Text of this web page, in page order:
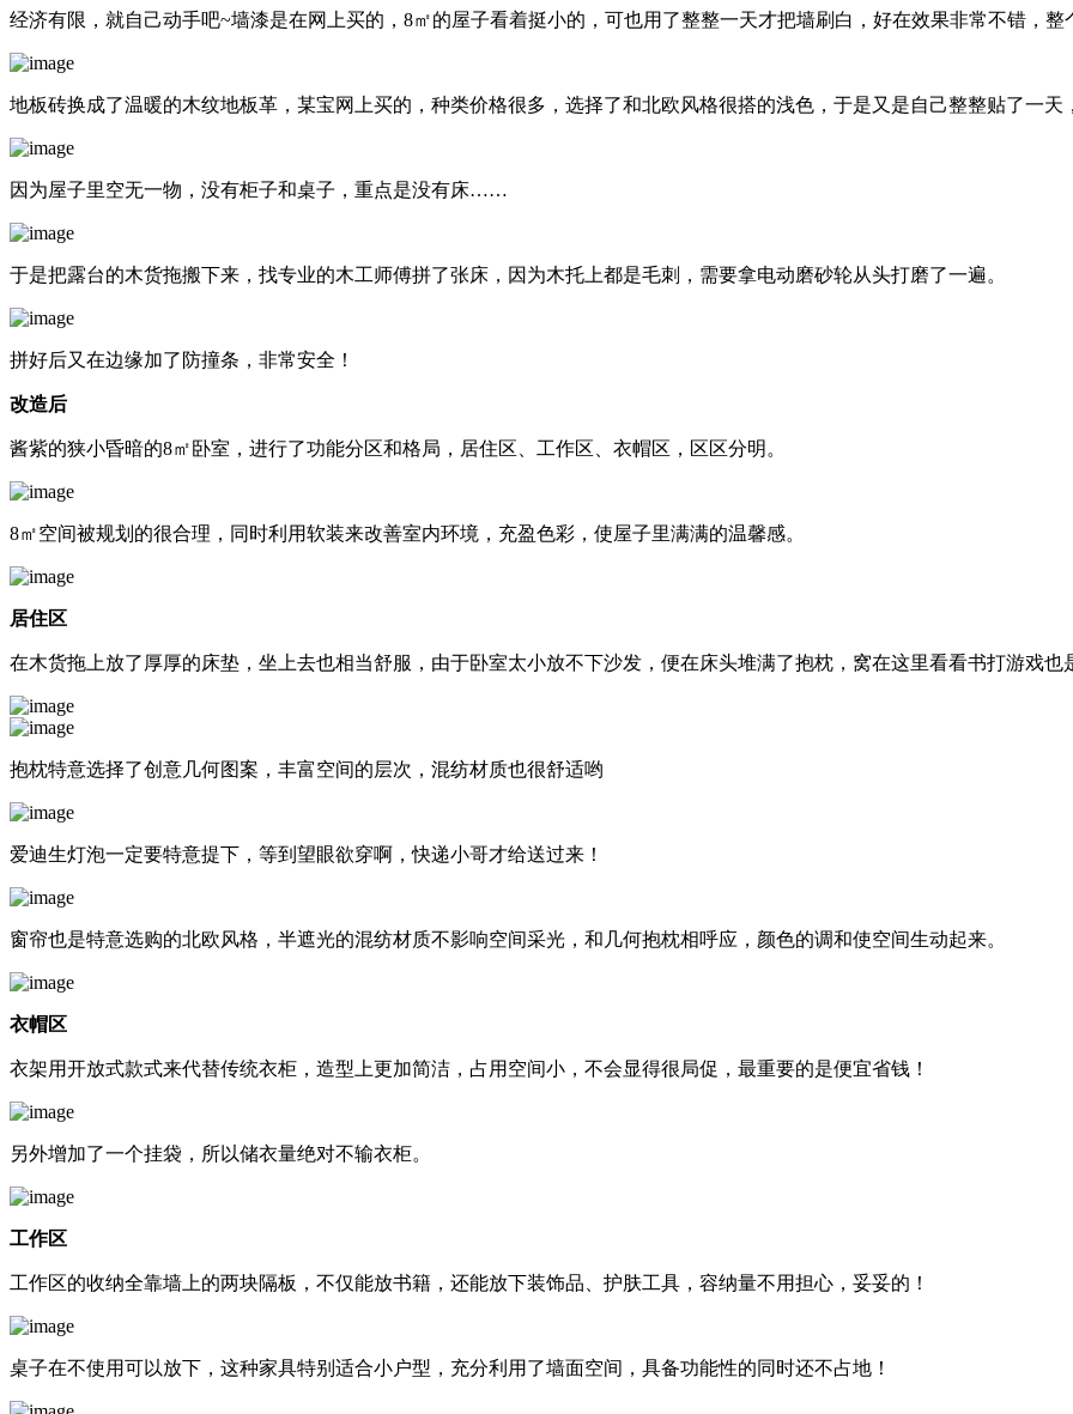
经济有限，就自己动手吧~墙漆是在网上买的，8㎡的屋子看着挺小的，可也用了整整一天才把墙刷白，好在效果非常不错，
地板砖换成了温暖的木纹地板革，某宝网上买的，种类价格很多，选择了和北欧风格很搭的浅色，于是又是自己整整贴了一
因为屋子里空无一物，没有柜子和桌子，重点是没有床……
于是把露台的木货拖搬下来，找专业的木工师傅拼了张床，因为木托上都是毛刺，需要拿电动磨砂轮从头打磨了一遍。
拼好后又在边缘加了防撞条，非常安全！
改造后
酱紫的狭小昏暗的8㎡卧室，进行了功能分区和格局，居住区、工作区、衣帽区，区区分明。
8㎡空间被规划的很合理，同时利用软装来改善室内环境，充盈色彩，使屋子里满满的温馨感。
居住区
在木货拖上放了厚厚的床垫，坐上去也相当舒服，由于卧室太小放不下沙发，便在床头堆满了抱枕，窝在这里看看书打游戏也
抱枕特意选择了创意几何图案，丰富空间的层次，混纺材质也很舒适哟
爱迪生灯泡一定要特意提下，等到望眼欲穿啊，快递小哥才给送过来！
窗帘也是特意选购的北欧风格，半遮光的混纺材质不影响空间采光，和几何抱枕相呼应，颜色的调和使空间生动起来。
衣帽区
衣架用开放式款式来代替传统衣柜，造型上更加简洁，占用空间小，不会显得很局促，最重要的是便宜省钱！
另外增加了一个挂袋，所以储衣量绝对不输衣柜。
工作区
工作区的收纳全靠墙上的两块隔板，不仅能放书籍，还能放下装饰品、护肤工具，容纳量不用担心，妥妥的！
桌子在不使用可以放下，这种家具特别适合小户型，充分利用了墙面空间，具备功能性的同时还不占地！